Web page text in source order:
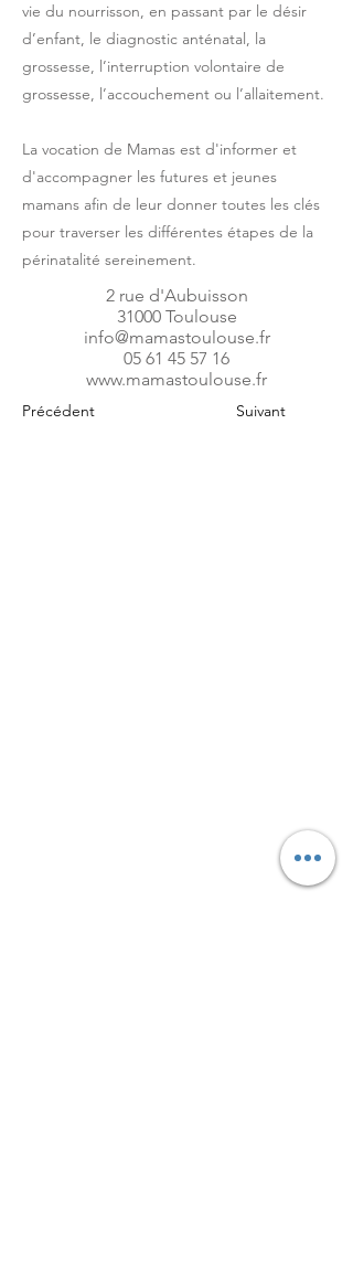
vie du nourrisson, en passant par le désir
d’enfant, le diagnostic anténatal, la
grossesse, l’interruption volontaire de
grossesse, l’accouchement ou l’allaitement.
La vocation de Mamas est d'informer et
d'accompagner les futures et jeunes
mamans afin de leur donner toutes les clés
pour traverser les différentes étapes de la
périnatalité sereinement.
2 rue d'Aubuisson
31000 Toulouse
info@mamastoulouse.fr
05 61 45 57 16
www.mamastoulouse.fr
Précédent Suivant